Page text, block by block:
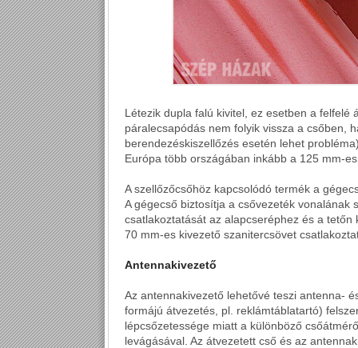
Létezik dupla falú kivitel, ez esetben a
páralecsapódás nem folyik vissza a csőben,
berendezéskiszellőzés esetén lehet
Európa több országában inkább a 125 mm-
A szellőzőcsőhöz kapcsolódó termék a
A gégecső biztosítja a csővezeték
csatlakoztatását az alapcseréphez és a
70 mm-es kivezető szanitercsövet
Antennakivezető
Az antennakivezető lehetővé teszi antenna-
formájú átvezetés, pl. reklámtáblatartó)
lépcsőzetessége miatt a különböző
levágásával. Az átvezetett cső és az